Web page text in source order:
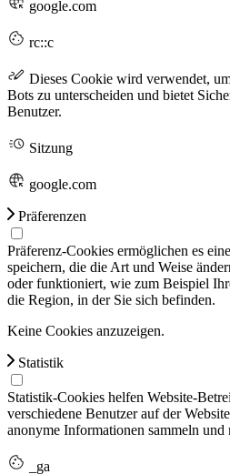
google.com
rc::c
Dieses Cookie wird verwendet,
Bots zu unterscheiden und bietet
Benutzer.
Sitzung
google.com
Präferenzen
Präferenz-Cookies ermöglichen es
speichern, die die Art und Weise
oder funktioniert, wie zum Beispiel
die Region, in der Sie sich befinden.
Keine Cookies anzuzeigen.
Statistik
Statistik-Cookies helfen Website-
verschiedene Benutzer auf der
anonyme Informationen sammeln und
_ga